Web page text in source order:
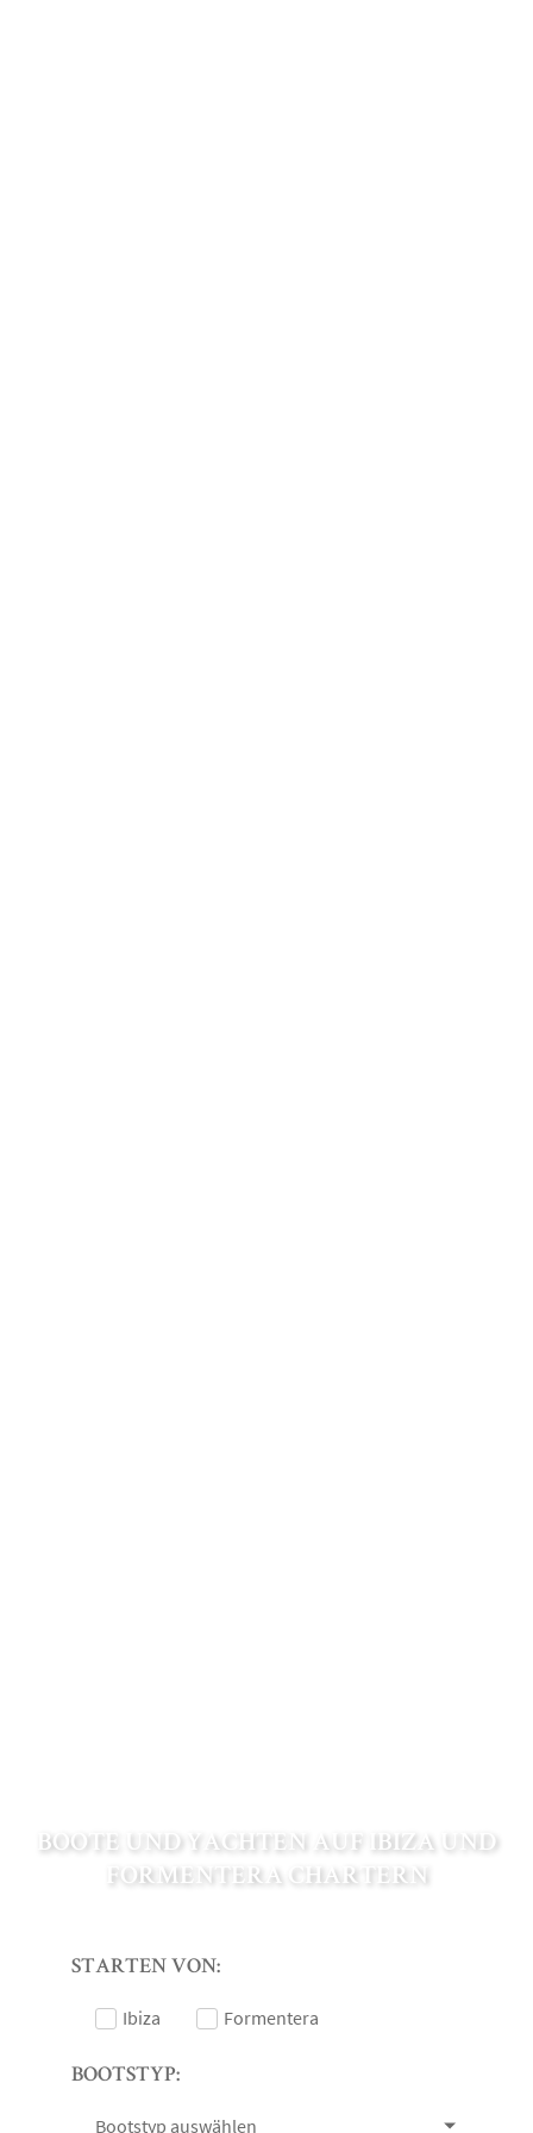
BOOTE UND YACHTEN AUF IBIZA UND
FORMENTERA CHARTERN
STARTEN VON:
Ibiza Formentera
BOOTSTYP:
Bootstyp auswählen